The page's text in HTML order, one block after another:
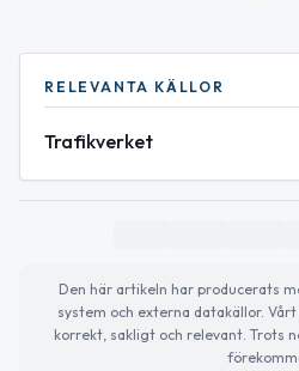
RELEVANTA KÄLLOR
Trafikverket
Den här artikeln har producerats
system och externa datakällor.
korrekt, sakligt och relevant. Trots